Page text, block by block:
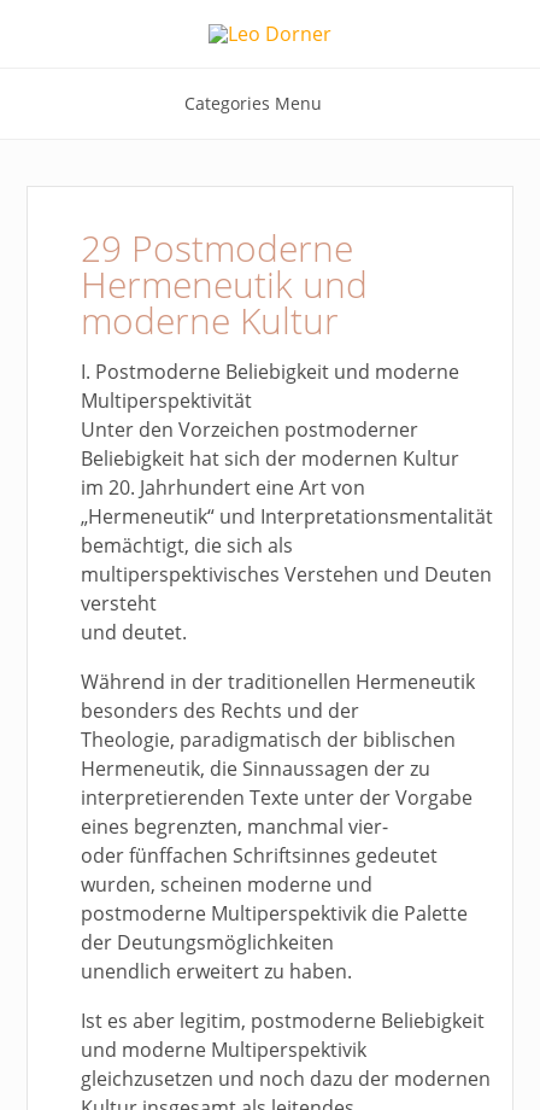
Categories Menu
29 Postmoderne
Hermeneutik und
moderne Kultur
I. Postmoderne Beliebigkeit und moderne
Multiperspektivität
Unter den Vorzeichen postmoderner
Beliebigkeit hat sich der modernen Kultur
im 20. Jahrhundert eine Art von
„Hermeneutik“ und Interpretationsmentalität
bemächtigt, die sich als
multiperspektivisches Verstehen und Deuten
versteht
und deutet.
Während in der traditionellen Hermeneutik
besonders des Rechts und der
Theologie, paradigmatisch der biblischen
Hermeneutik, die Sinnaussagen der zu
interpretierenden Texte unter der Vorgabe
eines begrenzten, manchmal vier-
oder fünffachen Schriftsinnes gedeutet
wurden, scheinen moderne und
postmoderne Multiperspektivik die Palette
der Deutungsmöglichkeiten
unendlich erweitert zu haben.
Ist es aber legitim, postmoderne Beliebigkeit
und moderne Multiperspektivik
gleichzusetzen und noch dazu der modernen